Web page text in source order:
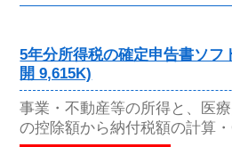
5年分所得税の確定申告書ソフ
開 9,615K)
事業・不動産等の所得と、医
の控除額から納付税額の計算